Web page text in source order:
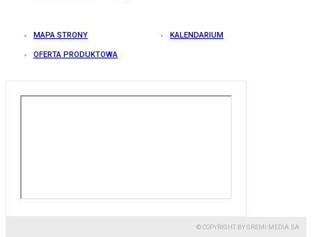
MAPA STRONY KALENDARIUM
OFERTA PRODUKTOWA
© COPYRIGHT BY GREMI MEDIA SA